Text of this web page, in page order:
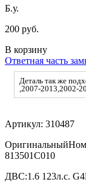
Б.у.
200 руб.
В корзину
Ответная часть
Деталь так же
,2007-2013,2002-
Артикул: 310487
813501C010
ДВС:1.6 123л.с.